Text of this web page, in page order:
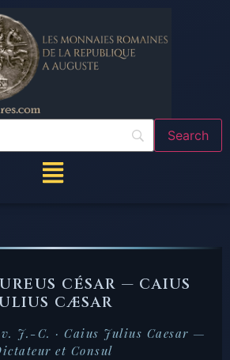
CÉSAR — CAIUS
CÆSAR
J.-C. · Caius Julius Caesar —
et Consul